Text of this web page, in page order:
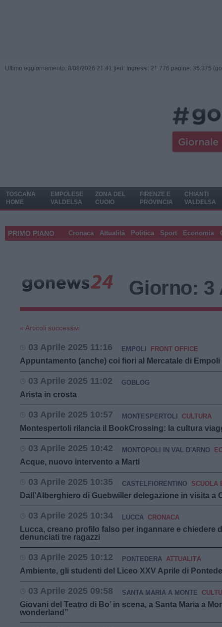
Ultimo aggiornamento: 8/08/2026 21:41 | ieri: Ingressi: 21.776 pagine: 35.375
TOSCANA
HOME
EMPOLESE
VALDELSA
ZONA DEL
CUOIO
FIRENZE E
PROVINCIA
CHIANTI
VALDELSA
PRIMO PIANO Cronaca Attualità Politica Sport Economia
Giorno: 3
« Articoli successivi
03 Aprile 2025 11:16 EMPOLI FRONT OFFICE
Appuntamento (anche) coi fiori al Mercatale di Empoli
03 Aprile 2025 11:02 GOBLOG
Arista in crosta
03 Aprile 2025 10:57 MONTESPERTOLI CULTURA
Montespertoli rilancia il BookCrossing: la cultura
03 Aprile 2025 10:42 MONTOPOLI IN VAL D'ARNO
Acque, nuovo intervento a Marti
03 Aprile 2025 10:35 CASTELFIORENTINO SCUOLA
Dall’Alberghiero di Guebwiller delegazione in visita a
03 Aprile 2025 10:34 LUCCA CRONACA
Lucca, creano profilo falso per ingannare e chiedere
denunciati tre ragazzi
03 Aprile 2025 10:12 PONTEDERA ATTUALITÀ
Ambiente, gli studenti del Liceo XXV Aprile di
03 Aprile 2025 09:58 SANTA MARIA A MONTE
Giovani del Teatro di Bo’ in scena, a Santa Maria a
wonderland”